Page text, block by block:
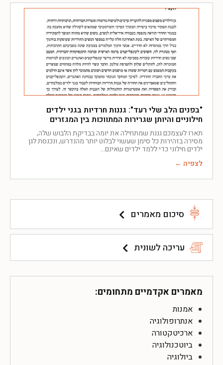
סיכום מאמרים
עריכה לשונית
מאמרים אקדמיים מתחומים:
אמנות
אנתרופולוגיה
ארכיטקטורה
ביוטכנולוגיה
ביולוגיה
"בפנים הלב שלי רעד": גננות חרדיות בגני ילדים
חילוניים והיותן שגרירות המתווכות בין המגזרים
תארו לעצמכם גננת שמתחילה את יומה בבדיקת הלבוש שלה,
מסירה בזהירות כל סימן שעשוי לבלוט יותר מהנדרש, ונכנסת לגן
ילדים חילוני כדי ללמד ילדים שאינם
לצפיה ←